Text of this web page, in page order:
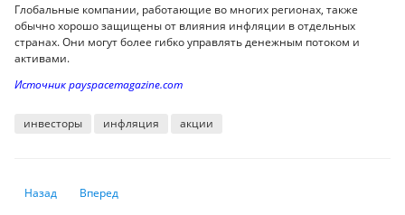
Глобальные компании, работающие во многих регионах, также
обычно хорошо защищены от влияния инфляции в отдельных
странах. Они могут более гибко управлять денежным потоком и
активами.
Источник payspacemagazine.com
инвесторы инфляция акции
Предыдущий: Dow Jones, S&P 500 и NASDAQ снизились за три дня
Назад Следующий: Скачок цен на энергоносители увеличивает
Вперед